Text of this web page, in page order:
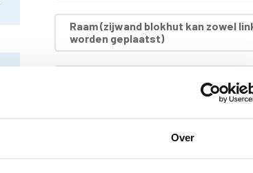
Over
Raam (zijwand blokhut kan zowel
worden geplaatst)
Dompel-impregnatie dak (incl. boei
Dompel-impregnatie deur incl. kozijn